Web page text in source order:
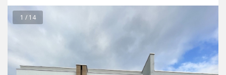
1 / 14